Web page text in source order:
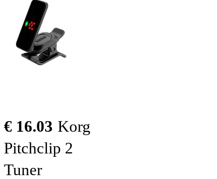
€ 16.03 Korg
Pitchclip 2
Tuner